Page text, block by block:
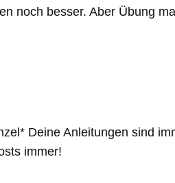
noch besser. Aber Übung
Deine Anleitungen sind
immer!